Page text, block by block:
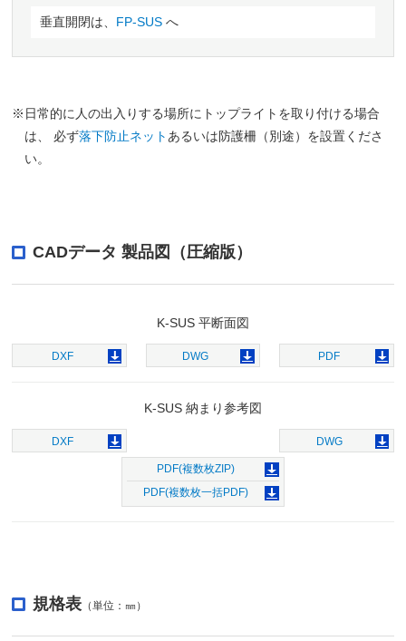
垂直開閉は、 FP-SUS へ
※日常的に人の出入りする場所にトップライトを取り付ける場合
は、 必ず落下防止ネットあるいは防護柵（別途）を設置くださ
い。
CADデータ 製品図（圧縮版）
K-SUS 平断面図
DXF DWG PDF
K-SUS 納まり参考図
DXF DWG
PDF(複数枚ZIP)
PDF(複数枚一括PDF)
規格表 （単位：㎜）